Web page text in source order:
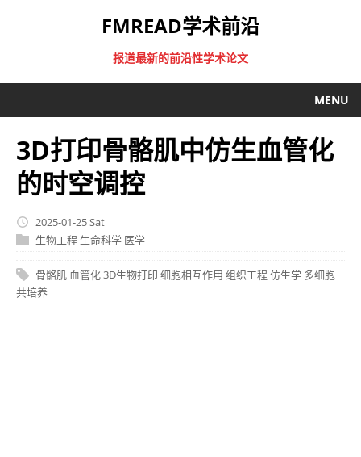
FMREAD学术前沿
报道最新的前沿性学术论文
MENU
3D打印骨骼肌中仿生血管化
的时空调控
2025-01-25 Sat
生物工程 生命科学 医学
骨骼肌 血管化3D生物打印 细胞相互作用 组织工程仿生学 多细胞
共培养